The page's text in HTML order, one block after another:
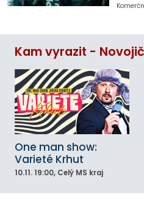
Kam vyrazit -
One man show:
Varieté Krhut
10.11. 19:00, Celý MS kraj